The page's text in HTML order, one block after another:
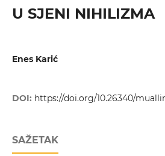
U SJENI NIHILIZMA
Enes Karić
DOI: https://doi.org/10.26340/
SAŽETAK